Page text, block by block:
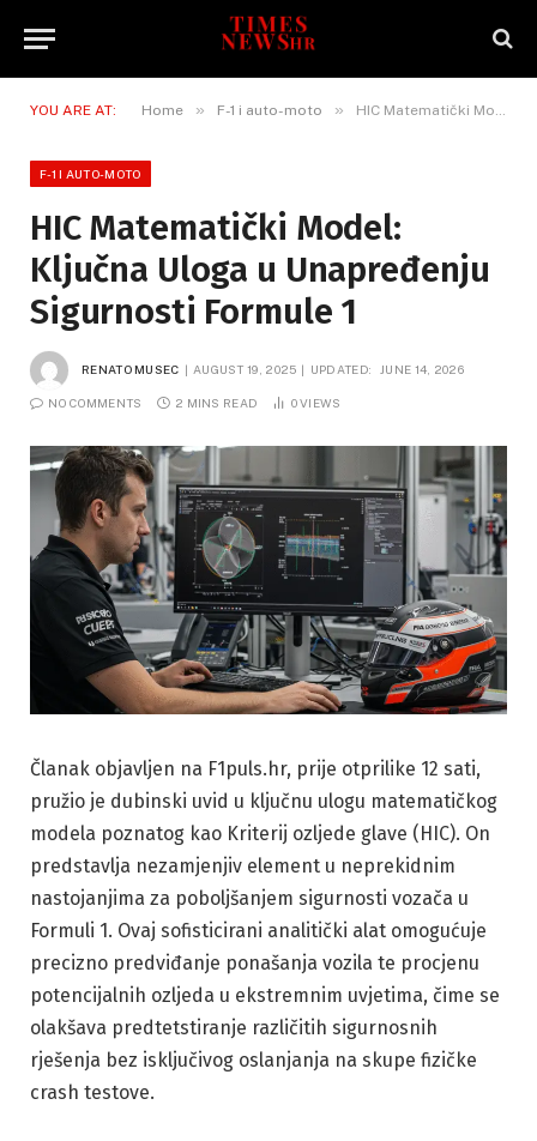
YOU ARE AT: Home » F-1 i auto-moto » HIC Matematički Model: Ključna Uloga u Unapređenju Sigurnosti Formule 1
F-1 I AUTO-MOTO
HIC Matematički Model:
Ključna Uloga u Unapređenju
Sigurnosti Formule 1
RENATO MUSEC AUGUST 19, 2025 UPDATED: JUNE 14, 2026
NO COMMENTS 2 MINS READ 0VIEWS
Članak objavljen na F1puls.hr, prije otprilike 12 sati,
pružio je dubinski uvid u ključnu ulogu matematičkog
modela poznatog kao Kriterij ozljede glave (HIC). On
predstavlja nezamjenjiv element u neprekidnim
nastojanjima za poboljšanjem sigurnosti vozača u
Formuli 1. Ovaj sofisticirani analitički alat omogućuje
precizno predviđanje ponašanja vozila te procjenu
potencijalnih ozljeda u ekstremnim uvjetima, čime se
olakšava predtetstiranje različitih sigurnosnih
rješenja bez isključivog oslanjanja na skupe fizičke
crash testove.